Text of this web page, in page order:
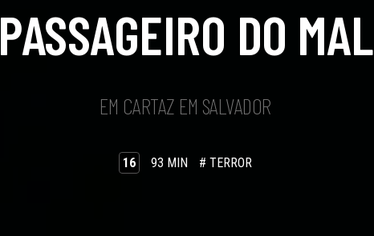
PASSAGEIRO DO MAL
EM CARTAZ EM SALVADOR
16 93 MIN # TERROR